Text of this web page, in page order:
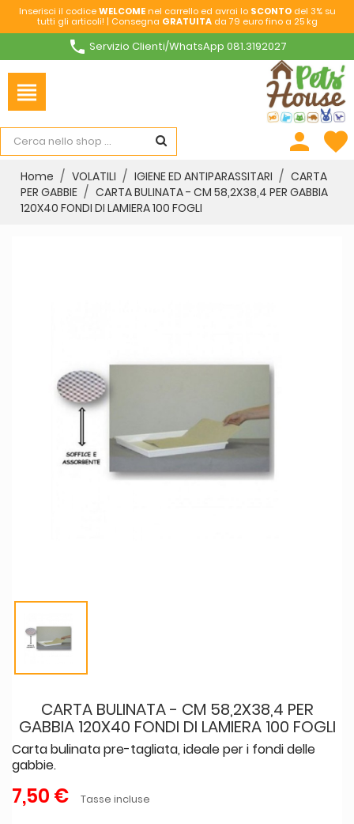
Inserisci il codiceWELCOMEnel carrello ed avrai lo SCONTOdel 3% su
tutti gli articoli! | Consegna GRATUITAda 79 euro fino a 25 kg
phone Servizio Clienti/WhatsApp 081.3192027
view_headline
person favorite
Home VOLATILI IGIENE ED ANTIPARASSITARI
CARTA
PER GABBIE
CARTA BULINATA - CM 58,2X38,4 PER GABBIA
120X40 FONDI DI LAMIERA 100 FOGLI
CARTA BULINATA - CM 58,2X38,4 PER
GABBIA 120X40 FONDI DI LAMIERA 100 FOGLI
Carta bulinata pre-tagliata, ideale per i fondi delle
gabbie.
7,50 € Tasse incluse